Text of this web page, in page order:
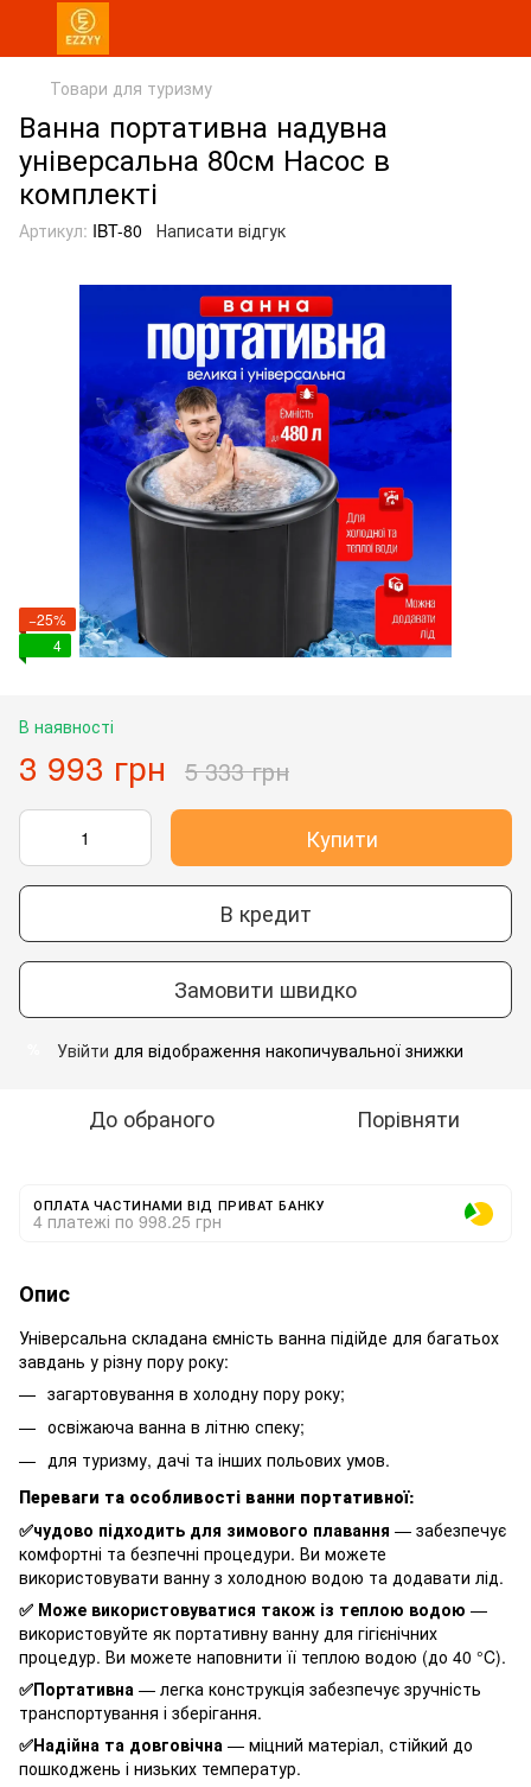
Товари для туризму
Ванна портативна надувна
універсальна 80см Насос в
комплекті
Артикул: IBT-80 Написати відгук
−25%
4
В наявності
3 993 грн 5 333 грн
Купити
В кредит
Замовити швидко
Увійти для відображення накопичувальної знижки
До обраного Порівняти
ОПЛАТА ЧАСТИНАМИ ВІД ПРИВАТ БАНКУ
4 платежі по 998.25 грн
Опис
Універсальна складана ємність ванна підійде для багатьох
завдань у різну пору року:
загартовування в холодну пору року;
освіжаюча ванна в літню спеку;
для туризму, дачі та інших польових умов.
Переваги та особливості ванни портативної:
✅чудово підходить для зимового плавання — забезпечує
комфортні та безпечні процедури. Ви можете
використовувати ванну з холодною водою та додавати лід.
✅ Може використовуватися також із теплою водою —
використовуйте як портативну ванну для гігієнічних
процедур. Ви можете наповнити її теплою водою (до 40 °C).
✅Портативна — легка конструкція забезпечує зручність
транспортування і зберігання.
✅Надійна та довговічна — міцний матеріал, стійкий до
пошкоджень і низьких температур.